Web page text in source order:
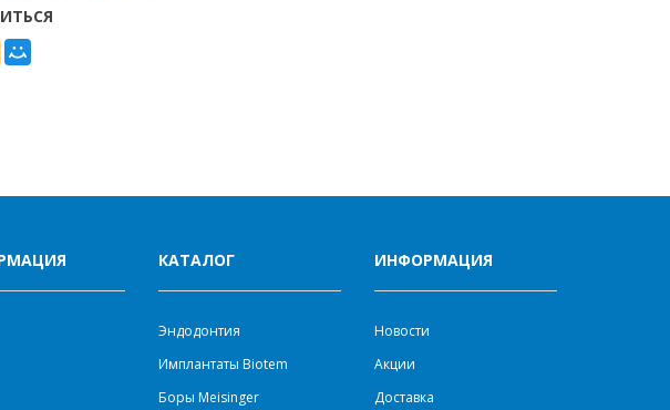
КАТАЛОГ
Эндодонтия
Имплантаты Biotem
Боры Meisinger
ИНФОРМАЦИЯ
Новости
Акции
Доставка